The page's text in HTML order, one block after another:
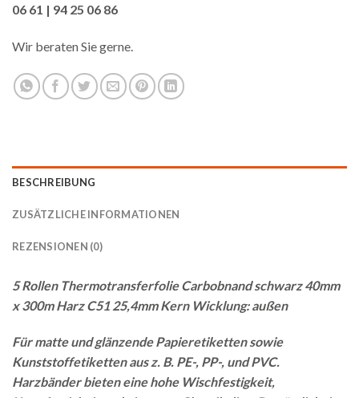
06 61 | 94 25 06 86
Wir beraten Sie gerne.
BESCHREIBUNG
ZUSÄTZLICHE INFORMATIONEN
REZENSIONEN (0)
5 Rollen Thermotransferfolie Carbobnand schwarz 40mm
x 300m Harz C51 25,4mm Kern Wicklung: außen
Für matte und glänzende Papieretiketten sowie
Kunststoffetiketten aus z. B. PE-, PP-, und PVC.
Harzbänder bieten eine hohe Wischfestigkeit,